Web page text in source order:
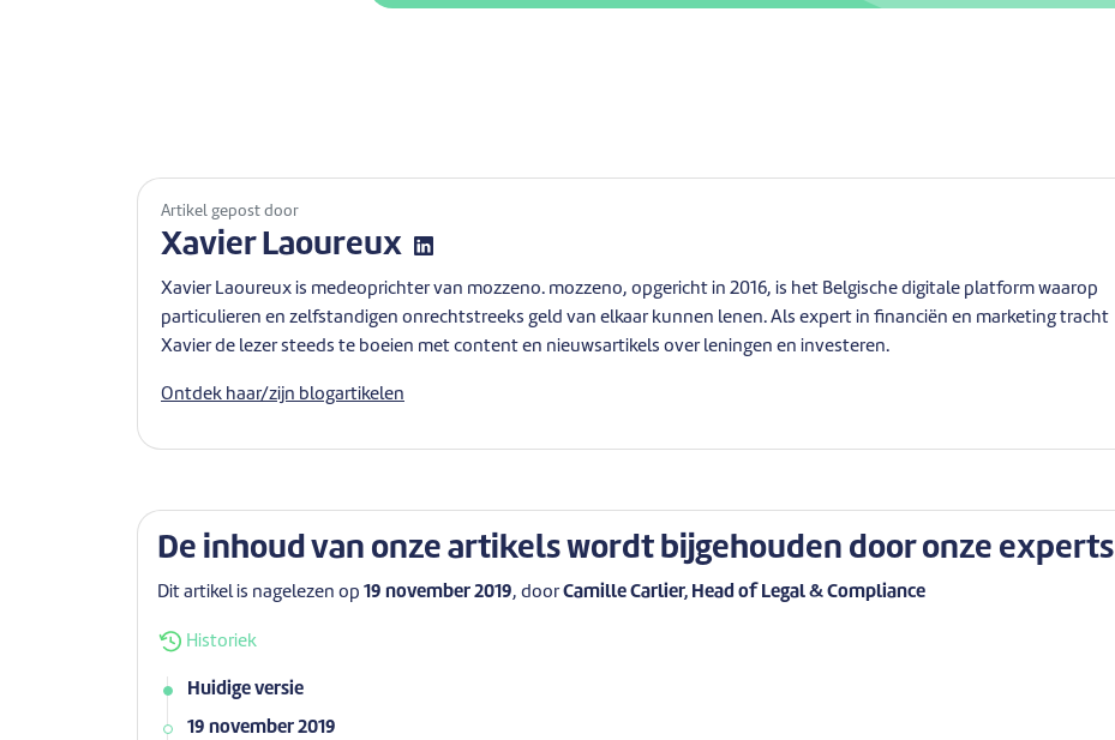
Artikel gepost door
Xavier Laoureux
Xavier Laoureux is medeoprichter van mozzeno. mozzeno, opgericht in 2016, is het Belgische digitale platform waarop
particulieren en zelfstandigen onrechtstreeks geld van elkaar kunnen lenen. Als expert in financiën en marketing tracht
Xavier de lezer steeds te boeien met content en nieuwsartikels over leningen en investeren.
Ontdek haar/zijn blogartikelen
De inhoud van onze artikels wordt bijgehouden door onze experts
Dit artikel is nagelezen op 19 november 2019, doorCamille Carlier, Head of Legal & Compliance
Historiek
Huidige versie
19 november 2019